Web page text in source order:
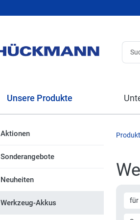
Unsere Produkte
Aktionen
Sonderangebote
Neuheiten
Werkzeug-Akkus für